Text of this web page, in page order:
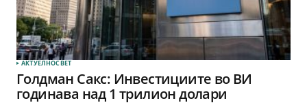
АКТУЕЛНОСВЕТ
Голдман Сакс: Инвестициите во ВИ
годинава над 1 трилион долари